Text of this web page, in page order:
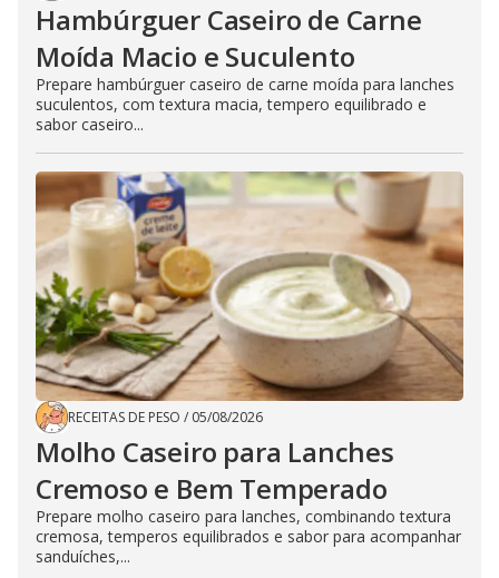
Hambúrguer Caseiro de Carne
Moída Macio e Suculento
Prepare hambúrguer caseiro de carne moída para lanches
suculentos, com textura macia, tempero equilibrado e
sabor caseiro...
RECEITAS DE PESO / 05/08/2026
Molho Caseiro para Lanches
Cremoso e Bem Temperado
Prepare molho caseiro para lanches, combinando textura
cremosa, temperos equilibrados e sabor para acompanhar
sanduíches,...